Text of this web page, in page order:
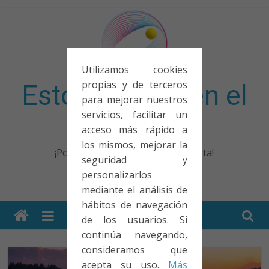
Utilizamos cookies
propias y de terceros
para mejorar nuestros
servicios, facilitar un
acceso más rápido a
los mismos, mejorar la
seguridad y
personalizarlos
mediante el análisis de
hábitos de navegación
de los usuarios. Si
continúa navegando,
consideramos que
acepta su uso. Más
Esto no entra en el
examen
¡Porque no solo el examen importa!